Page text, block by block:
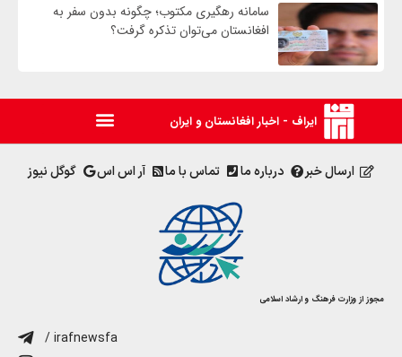
سامانه رهگیری مکتوب؛ چگونه بدون سفر به
افغانستان می‌توان تذکره گرفت؟
ایراف - اخبار افغانستان و ایران
ارسال خبر درباره ما تماس با ما آر اس اس گوگل نیوز
مجوز از وزارت فرهنگ و ارشاد اسلامی
/ irafnewsfa